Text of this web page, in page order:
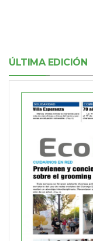
ÚLTIMA EDICIÓN